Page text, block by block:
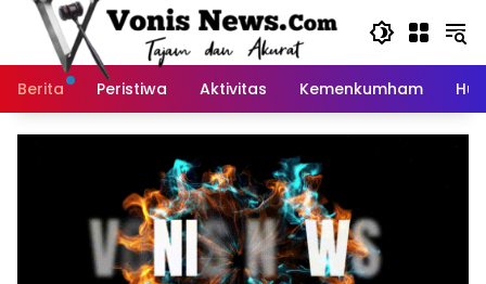
Langsung
Berita
Peristiwa Aktivitas Kemenkumham